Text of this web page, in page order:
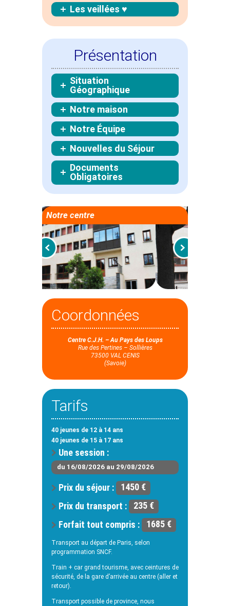
Les veillées ♥
Présentation
Situation
Géographique
Notre maison
Notre Équipe
Nouvelles du Séjour
Documents
Obligatoires
Notre centre
Coordonnées
Centre C.J.H. – Au Pays des Loups
Rue des Pertines – Sollières
73500 VAL CENIS
(Savoie)
Tarifs
40 jeunes de 12 à 14 ans
40 jeunes de 15 à 17 ans
Une session :
du 16/08/2026 au 29/08/2026
Prix du séjour :
1450 €
Prix du transport :
235 €
Forfait tout compris :
1685 €
Transport au départ de Paris, selon
programmation SNCF.
Train + car grand tourisme, avec ceintures de
sécurité, de la gare d’arrivée au centre (aller et
retour).
Transport possible de province, nous